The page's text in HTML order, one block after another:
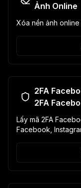
Ảnh Online
Xóa nền ảnh
2FA
2FA
Lấy mã 2FA
Facebook,